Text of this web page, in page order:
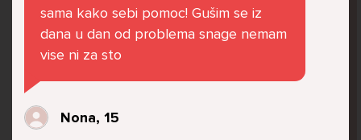
parka iz čistog mira dok sam prolazila sa
svojim susjedama i malim psom. Stalno u
krevet idem plačući. Nesvjesno te zbog
prestala sam jer me važna osoba potaknula
na to. Prije toga svega nakon nekoliko godina
prijateljstva ostavila me najbolja prijateljica
sama kako sebi pomoc! Gušim se iz
dana u dan od problema snage nemam
vise ni za sto
Nona, 15